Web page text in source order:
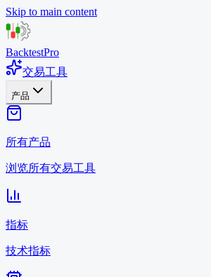
Skip to main content
BacktestPro
交易工具
产品
所有产品
浏览所有交易工具
指标
技术指标